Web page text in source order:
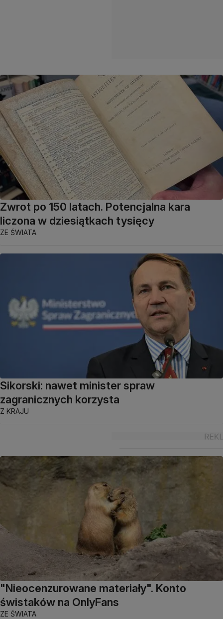
Zwrot po 150 latach. Potencjalna kara
liczona w dziesiątkach tysięcy
ZE ŚWIATA
Sikorski: nawet minister spraw
zagranicznych korzysta
Z KRAJU
"Nieocenzurowane materiały". Konto
świstaków na OnlyFans
ZE ŚWIATA